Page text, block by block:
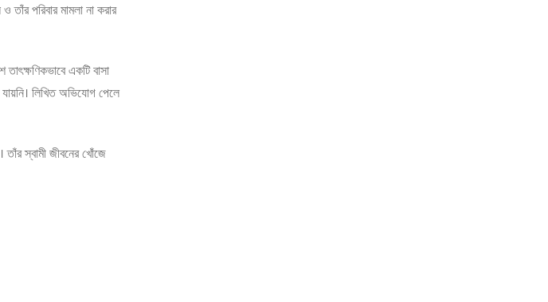
পরিবার মামলা না করার
একটি বাসা
লিখিত অভিযোগ পেলে
স্বামী জীবনের খোঁজে